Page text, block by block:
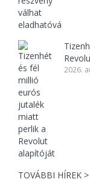
2026.
TOVÁBBI HÍREK >